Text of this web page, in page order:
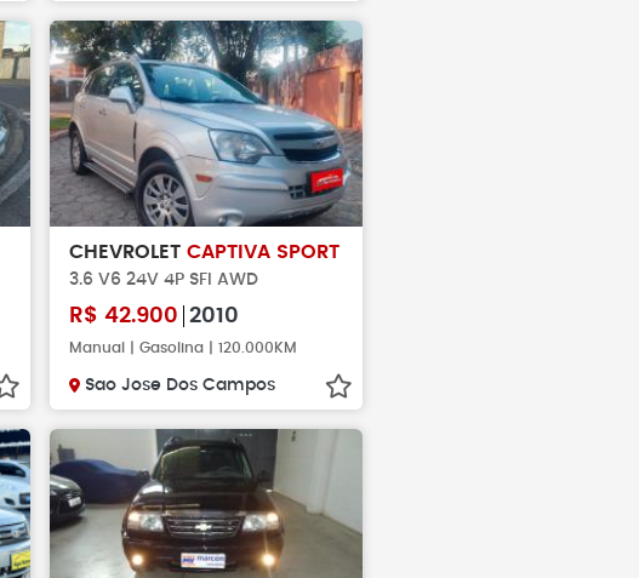
CHEVROLET CAPTIVA SPORT
3.6 V6 24V 4P SFI AWD
R$ 42.900 2010
Manual | Gasolina | 120.000KM
Sao Jose Dos Campos